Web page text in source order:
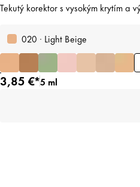
Tekutý korektor s vysokým krytím a
020 · Light Beige
3,85 €*5 ml